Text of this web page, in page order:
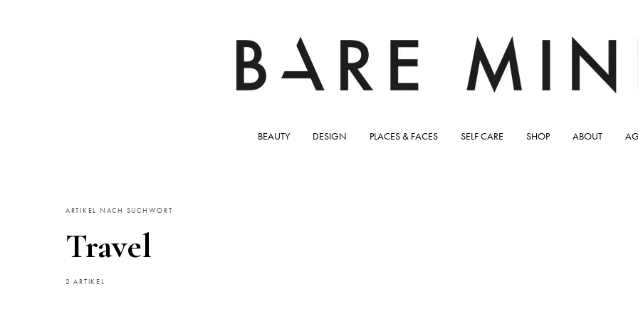
BEAUTY DESIGN PLACES & FACES SELF CARE SHOP ABOUT
ARTIKEL NACH SUCHWORT
Travel
2 ARTIKEL